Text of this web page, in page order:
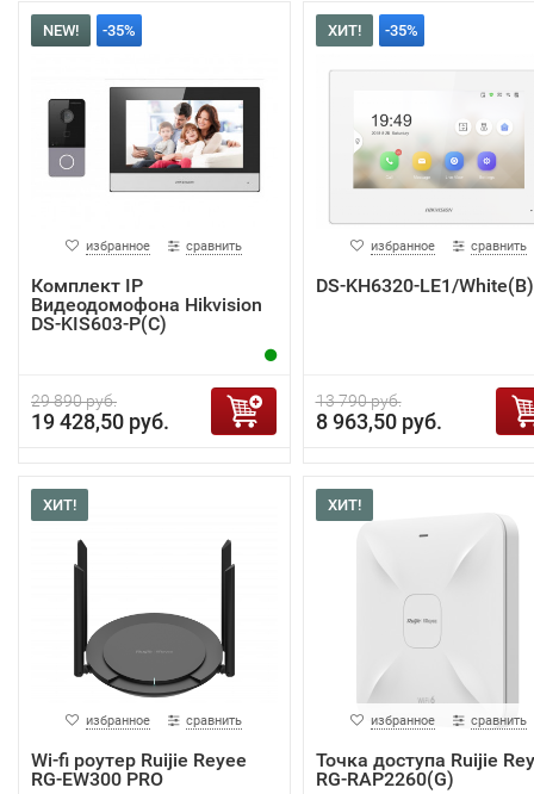
NEW! -35%
избранное сравнить
Комплект IP
Видеодомофона Hikvision
DS-KIS603-P(C)
29 890 руб.
19 428,50 руб.
ХИТ! -35%
избранное сравнить
DS-KH6320-LE1/White(B)
13 790 руб.
8 963,50 руб.
ХИТ!
избранное сравнить
Wi-fi роутер Ruijie Reyee
RG-EW300 PRO
ХИТ!
избранное сравнить
Точка доступа Ruijie
RG-RAP2260(G)